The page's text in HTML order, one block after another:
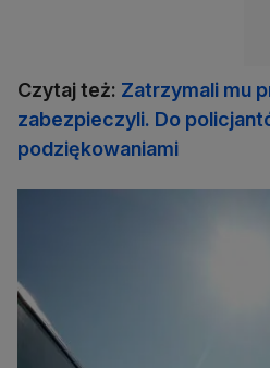
Czytaj też: Zatrzymali mu
zabezpieczyli. Do
podziękowaniami